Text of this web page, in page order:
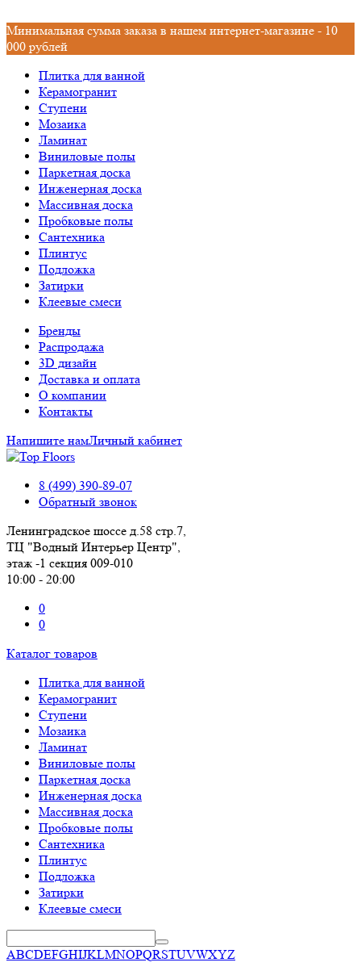
Минимальная сумма заказа в нашем интернет-магазине - 10
000 рублей
Плитка для ванной
Керамогранит
Ступени
Мозаика
Ламинат
Виниловые полы
Паркетная доска
Инженерная доска
Массивная доска
Пробковые полы
Сантехника
Плинтус
Подложка
Затирки
Клеевые смеси
Бренды
Распродажа
3D дизайн
Доставка и оплата
О компании
Контакты
Напишите намЛичный кабинет
8 (499) 390-89-07
Обратный звонок
Ленинградское шоссе д.58 стр.7,
ТЦ "Водный Интерьер Центр",
этаж -1 секция 009-010
10:00 - 20:00
0
0
Каталог товаров
Плитка для ванной
Керамогранит
Ступени
Мозаика
Ламинат
Виниловые полы
Паркетная доска
Инженерная доска
Массивная доска
Пробковые полы
Сантехника
Плинтус
Подложка
Затирки
Клеевые смеси
ABCDEFGHIJKLMNOPQRSTUVWXYZ